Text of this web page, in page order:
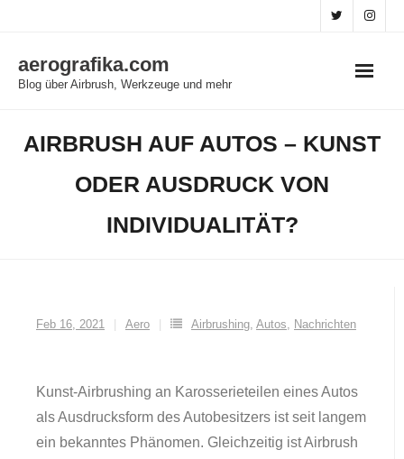
content
aerografika.com
Blog über Airbrush, Werkzeuge und mehr
AIRBRUSH AUF AUTOS – KUNST
ODER AUSDRUCK VON
INDIVIDUALITÄT?
Feb 16, 2021 Aero Airbrushing, Autos, Nachrichten
Kunst-Airbrushing an Karosserieteilen eines Autos
als Ausdrucksform des Autobesitzers ist seit langem
ein bekanntes Phänomen. Gleichzeitig ist Airbrush